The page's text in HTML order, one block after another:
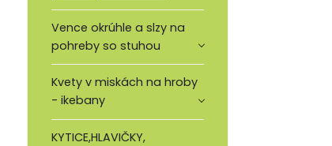
Vence okrúhle a slzy na
pohreby so stuhou
Kvety v miskách na hroby
- ikebany
KYTICE,HLAVIČKY,